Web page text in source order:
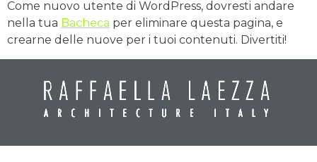
Come nuovo utente di WordPress, dovresti andare
nella tua Bacheca per eliminare questa pagina, e
crearne delle nuove per i tuoi contenuti. Divertiti!